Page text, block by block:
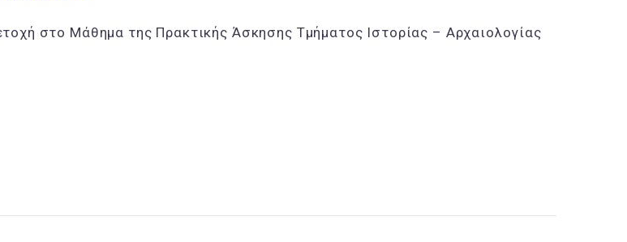
στο Μάθημα της Πρακτικής Άσκησης Τμήματος Ιστορίας – Αρχαιολογίας